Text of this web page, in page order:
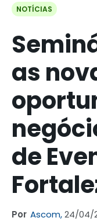
NOTÍCIAS
as
de
Por Ascom,24/04/